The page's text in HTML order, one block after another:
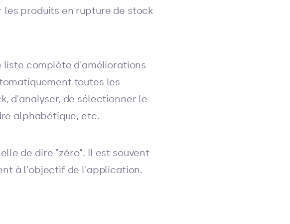
produits en rupture de stock
liste complète d'améliorations
toutes les
d'analyser, de sélectionner le
alphabétique, etc.
de dire "zéro". Il est souvent
à l'objectif de l'application.